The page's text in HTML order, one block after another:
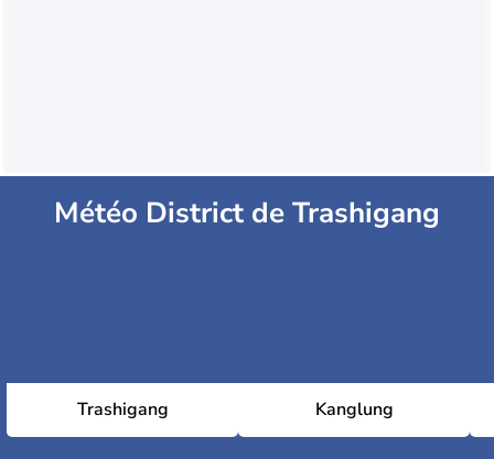
Météo District de Trashigang
Trashigang Kanglung